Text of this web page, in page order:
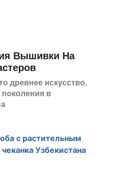
Вышивки На
древнее искусство,
поколения в